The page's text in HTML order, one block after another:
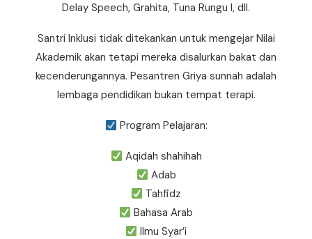
Delay Speech, Grahita, Tuna Rungu l, dll.
Santri Inklusi tidak ditekankan untuk mengejar Nilai
Akademik akan tetapi mereka disalurkan bakat dan
kecenderungannya. Pesantren Griya sunnah adalah
lembaga pendidikan bukan tempat terapi.
Program Pelajaran:
Aqidah shahihah
Adab
Tahfidz
Bahasa Arab
Ilmu Syar’i